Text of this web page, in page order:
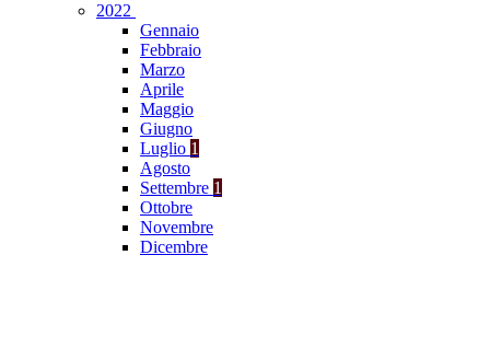
2022
Gennaio
Febbraio
Marzo
Aprile
Maggio
Giugno
Luglio 1
Agosto
Settembre 1
Ottobre
Novembre
Dicembre